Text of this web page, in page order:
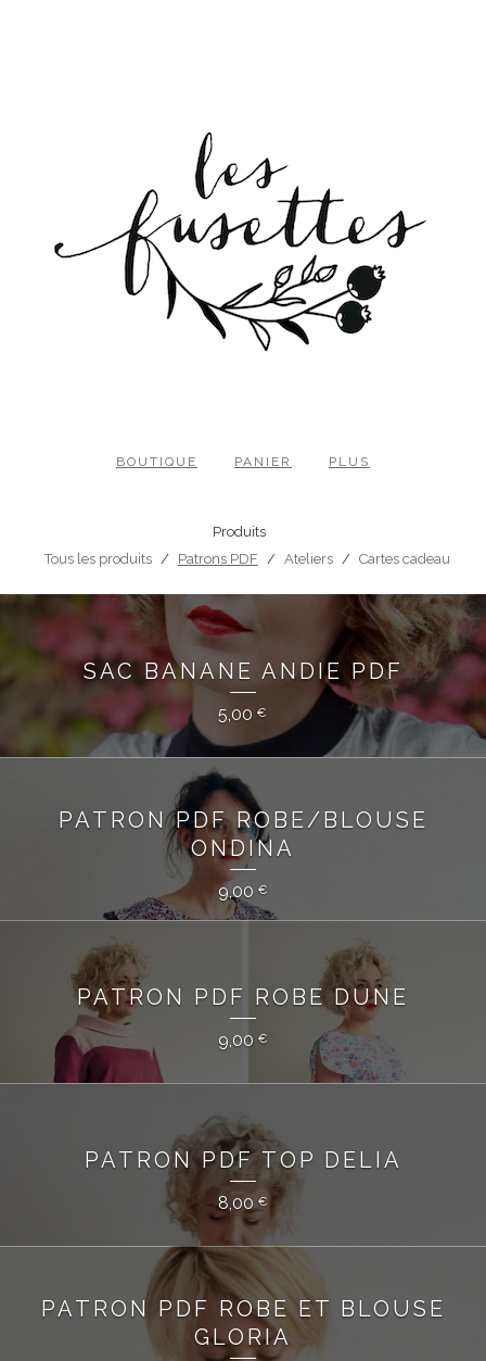
BOUTIQUE PANIER PLUS
Produits
Tous les produits
Patrons PDF Ateliers Cartes cadeau
SAC BANANE ANDIE PDF
5,00 €
PATRON PDF ROBE/BLOUSE
ONDINA
9,00 €
PATRON PDF ROBE DUNE
9,00 €
PATRON PDF TOP DELIA
8,00 €
PATRON PDF ROBE ET BLOUSE
GLORIA